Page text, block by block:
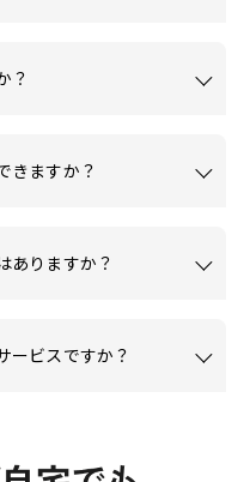
？
きますか？
ありますか？
ービスですか？